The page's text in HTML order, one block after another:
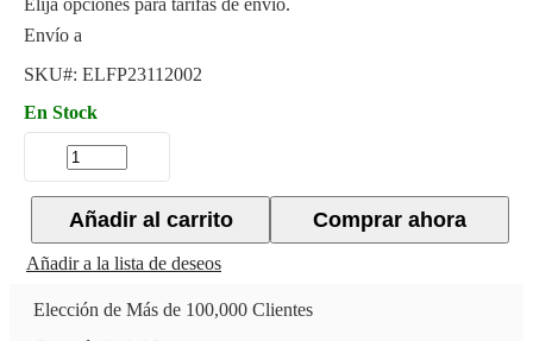
Elija opciones para tarifas de envío.
Envío a
SKU#: ELFP23112002
En Stock
Comprar ahora
Añadir al carrito
Añadir a la lista de deseos
Elección de Más de 100,000 Clientes